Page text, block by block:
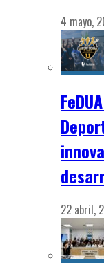
4 mayo,
22 abril,